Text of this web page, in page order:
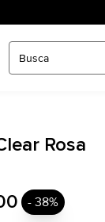
Rosa
- 38%